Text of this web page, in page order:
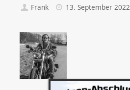
Frank 13. September 2022